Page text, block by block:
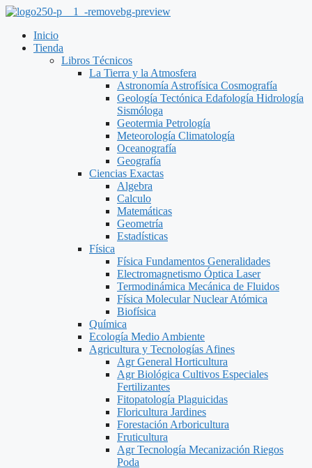
Saltar
contenido
Inicio
Tienda
Libros Técnicos
La Tierra y la Atmosfera
Astronomía Astrofísica Cosmografía
Geología Tectónica Edafología Hidrología
Sismóloga
Geotermia Petrología
Meteorología Climatología
Oceanografía
Geografía
Ciencias Exactas
Algebra
Calculo
Matemáticas
Geometría
Estadísticas
Física
Física Fundamentos Generalidades
Electromagnetismo Óptica Laser
Termodinámica Mecánica de Fluidos
Física Molecular Nuclear Atómica
Biofísica
Química
Ecología Medio Ambiente
Agricultura y Tecnologías Afines
Agr General Horticultura
Agr Biológica Cultivos Especiales
Fertilizantes
Fitopatología Plaguicidas
Floricultura Jardines
Forestación Arboricultura
Fruticultura
Agr Tecnología Mecanización Riegos
Poda